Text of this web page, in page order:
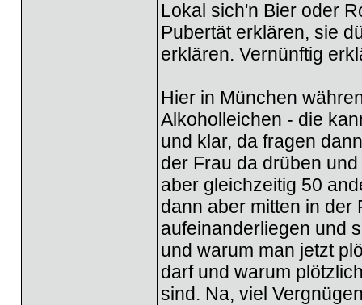
Lokal sich'n Bier oder
Pubertät erklären, sie
erklären. Vernünftig
Hier in München
Alkoholleichen - die
und klar, da fragen
der Frau da drüben
aber gleichzeitig 50
dann aber mitten in
aufeinanderliegen und
und warum man jetzt
darf und warum
sind. Na, viel